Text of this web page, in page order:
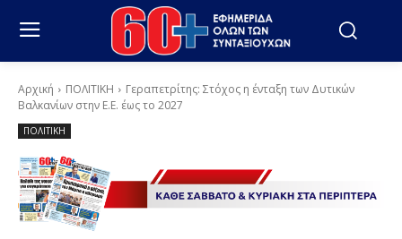
Αρχική ΠΟΛΙΤΙΚΗ
Γεραπετρίτης: Στόχος η ένταξη των Δυτικών
Βαλκανίων στην Ε.Ε. έως το 2027
ΠΟΛΙΤΙΚΗ